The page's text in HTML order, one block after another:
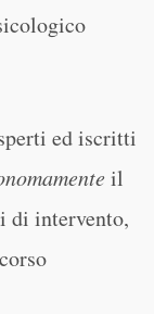
ed iscritti
il
di intervento,